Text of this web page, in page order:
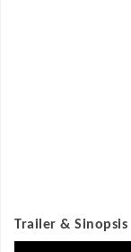
Trailer & Sinopsis